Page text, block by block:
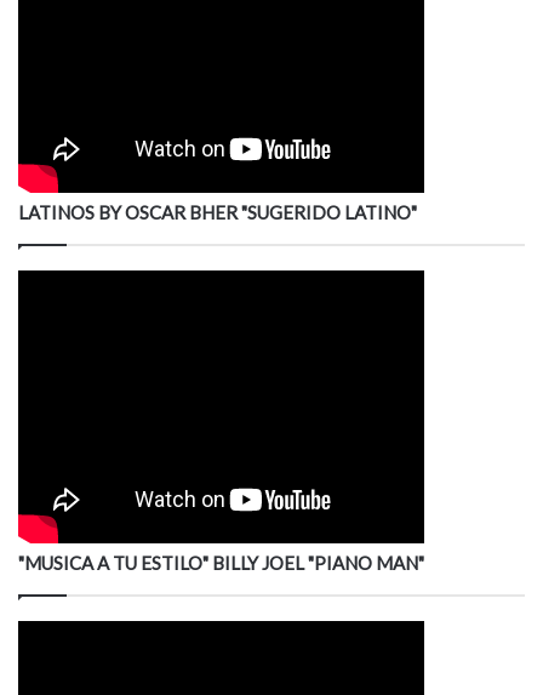
LATINOS BY OSCAR BHER "SUGERIDO LATINO"
"MUSICA A TU ESTILO" BILLY JOEL "PIANO MAN"